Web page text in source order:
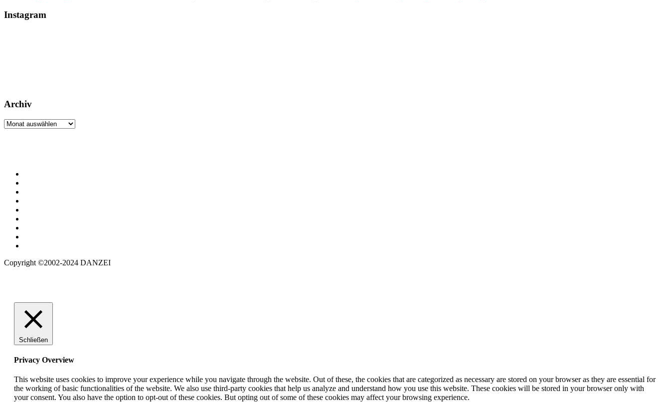
Instagram
Archiv
Archiv
Copyright ©2002-2024 DANZEI
Schließen
Privacy Overview
This website uses cookies to improve your experience while you navigate through the website. Out of these, the cookies that are categorized as necessary are stored on your browser as they are essential for
the working of basic functionalities of the website. We also use third-party cookies that help us analyze and understand how you use this website. These cookies will be stored in your browser only with
your consent. You also have the option to opt-out of these cookies. But opting out of some of these cookies may affect your browsing experience.